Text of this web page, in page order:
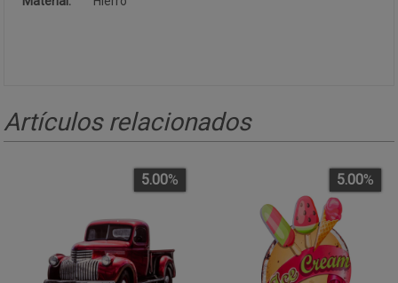
Artículos relacionados
5.00% 5.00%